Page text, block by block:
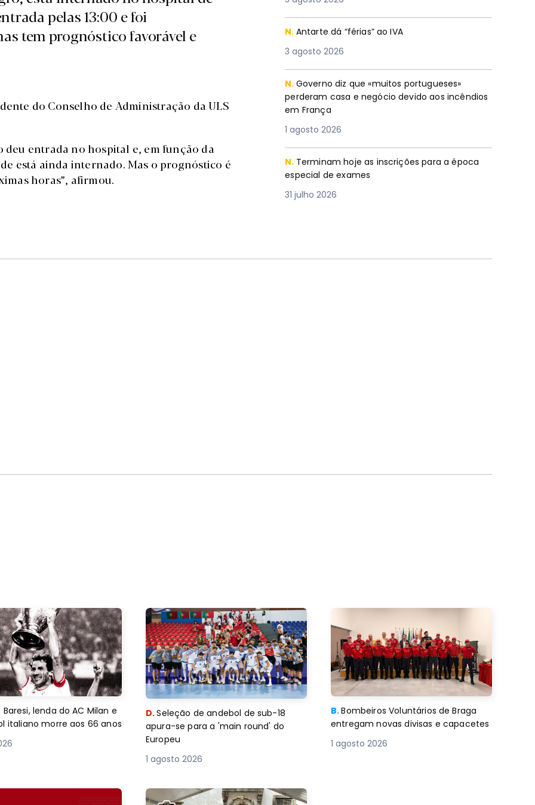
pelas 13:00 e foi
tem prognóstico favorável e
do Conselho de Administração da ULS
deu entrada no hospital e, em função da
está ainda internado. Mas o prognóstico é
horas”, afirmou.
N. Antarte dá “férias” ao IVA
3 agosto 2026
N. Governo diz que «muitos portugueses»
perderam casa e negócio devido aos incêndios
em França
1 agosto 2026
N. Terminam hoje as inscrições para a época
especial de exames
31 julho 2026
Baresi, lenda do AC Milan e
italiano morre aos 66 anos
D.Seleção de andebol de sub-18
apura-se para a 'main round' do
Europeu
1 agosto 2026
B.Bombeiros Voluntários de Braga
entregam novas divisas e capacetes
1 agosto 2026